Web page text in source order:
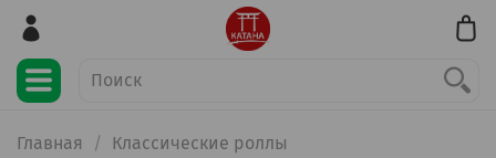
Главная Классические роллы